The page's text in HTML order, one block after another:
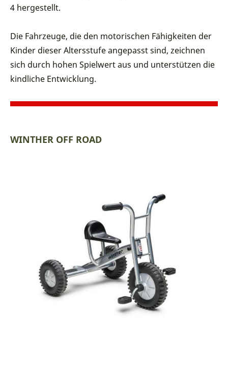
4 hergestellt.
Die Fahrzeuge, die den motorischen Fähigkeiten der
Kinder dieser Altersstufe angepasst sind, zeichnen
sich durch hohen Spielwert aus und unterstützen die
kindliche Entwicklung.
WINTHER OFF ROAD